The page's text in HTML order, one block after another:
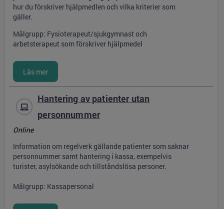
hur du förskriver hjälpmedlen och vilka kriterier som
gäller.
Målgrupp: Fysioterapeut/sjukgymnast och
arbetsterapeut som förskriver hjälpmedel
Hantering av patienter utan
personnummer
Online
Information om regelverk gällande patienter som saknar
personnummer samt hantering i kassa, exempelvis
turister, asylsökande och tillståndslösa personer.
Målgrupp: Kassapersonal